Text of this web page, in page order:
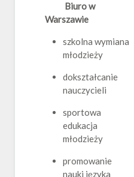
Biuro w
Warszawie
szkolna wymiana
młodzieży
dokształcanie
nauczycieli
sportowa
edukacja
młodzieży
promowanie
nauki języka